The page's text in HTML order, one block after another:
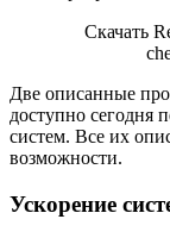
Скачать
Две описанные
доступно сегодня
систем. Все их
возможности.
Ускорение